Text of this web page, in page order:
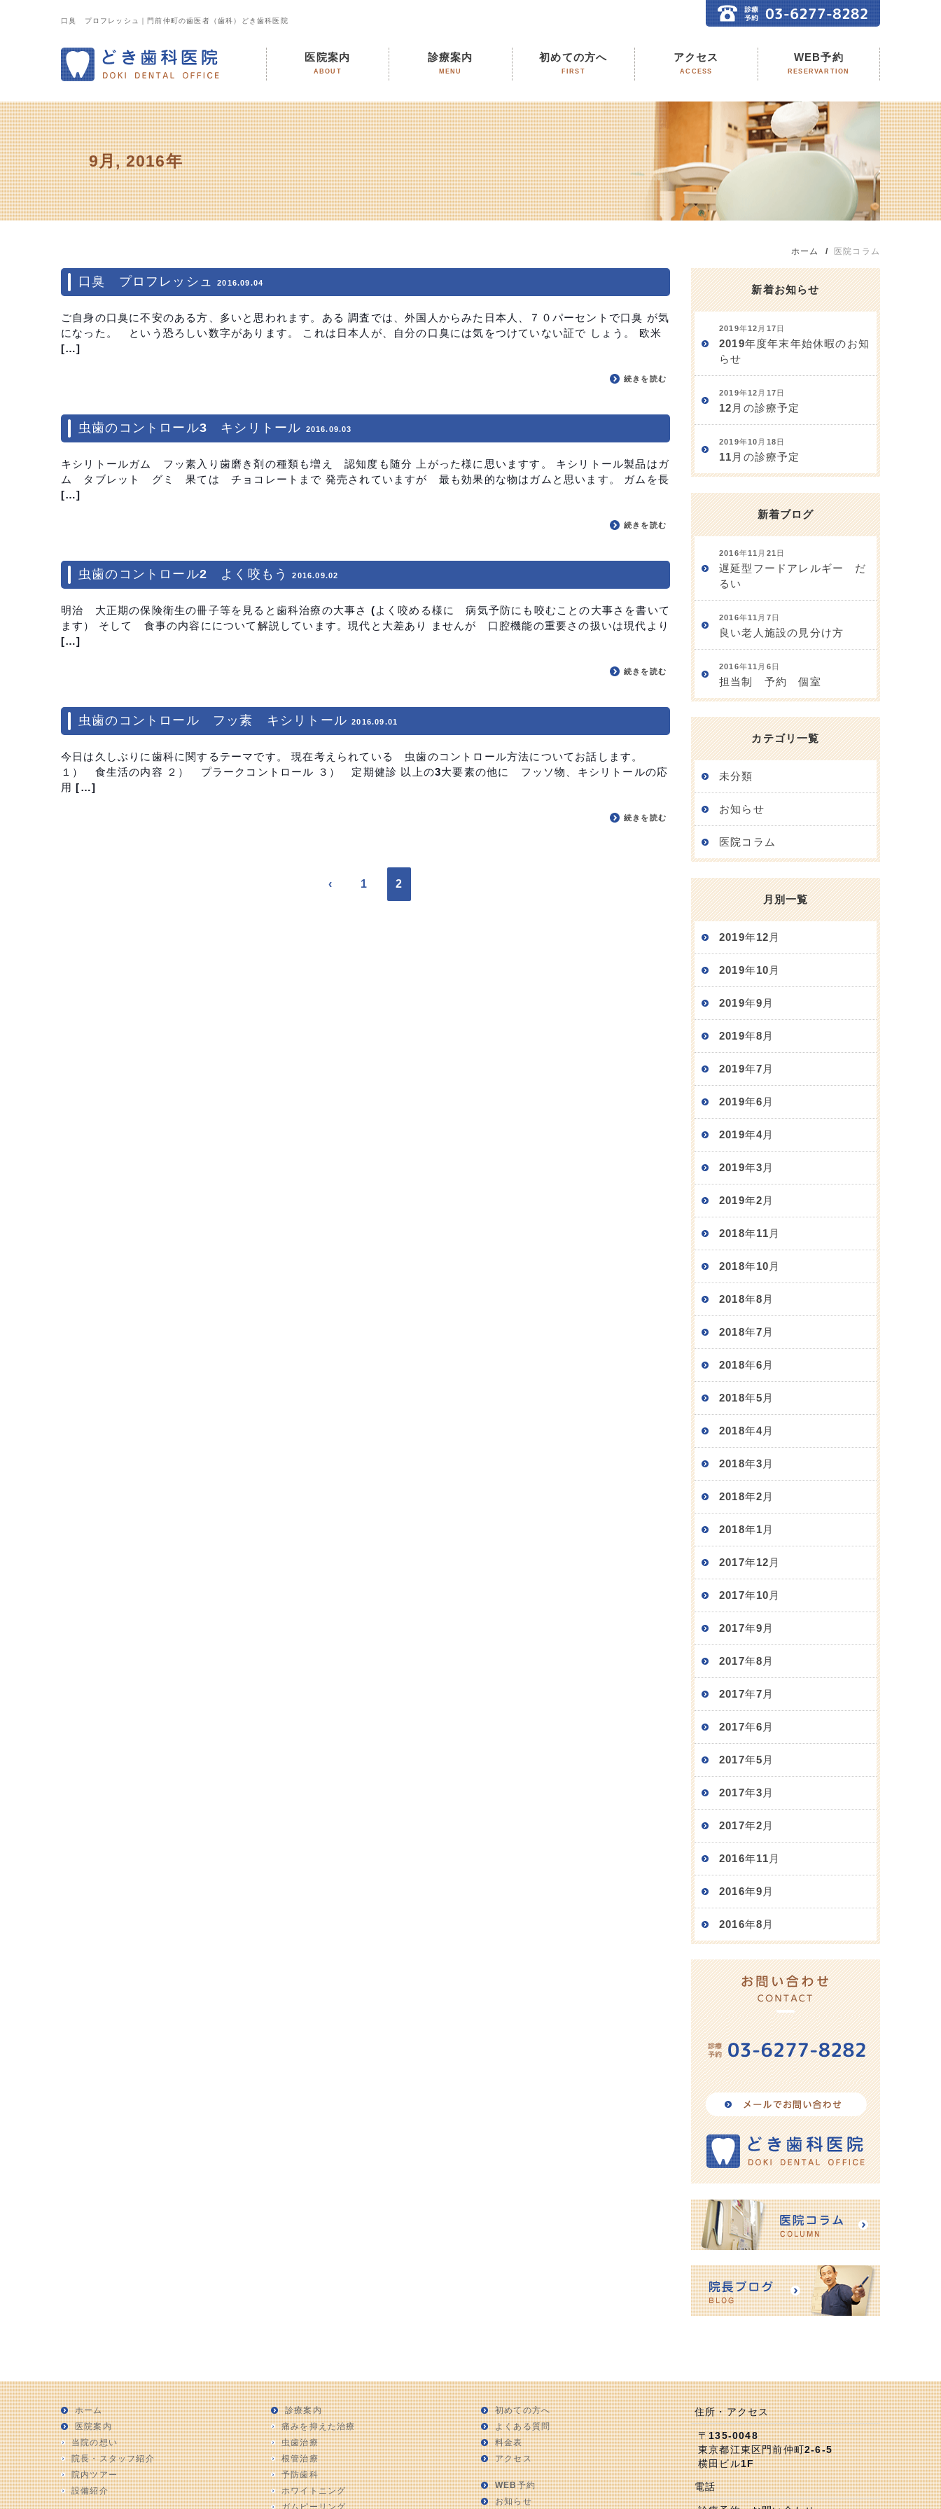
口臭 プロフレッシュ｜門前仲町の歯医者（歯科）どき歯科医院
医院案内
ABOUT
診療案内
MENU
ニング）
初めての方へ
FIRST
アクセス
ACCESS
WEB予約
RESERVARTION
9月, 2016年
ホーム 医院コラム
口臭 プロフレッシュ2016.09.04
ご自身の口臭に不安のある方、多いと思われます。ある 調査では、外国人からみた日本人、７０パーセントで口臭 が気
になった。 という恐ろしい数字があります。 これは日本人が、自分の口臭には気をつけていない証で しょう。 欧米
[…]
続きを読む
虫歯のコントロール3 キシリトール 2016.09.03
キシリトールガム フッ素入り歯磨き剤の種類も増え 認知度も随分 上がった様に思いますす。 キシリトール製品はガ
ム タブレット グミ 果ては チョコレートまで 発売されていますが 最も効果的な物はガムと思います。 ガムを長
[…]
続きを読む
虫歯のコントロール2 よく咬もう2016.09.02
明治 大正期の保険衛生の冊子等を見ると歯科治療の大事さ (よく咬める様に 病気予防にも咬むことの大事さを書いて
ます） そして 食事の内容にについて解説しています。現代と大差あり ませんが 口腔機能の重要さの扱いは現代より
[…]
続きを読む
虫歯のコントロール フッ素 キシリトール2016.09.01
今日は久しぶりに歯科に関するテーマです。 現在考えられている 虫歯のコントロール方法についてお話します。
１） 食生活の内容 ２） プラークコントロール ３） 定期健診 以上の3大要素の他に フッソ物、キシリトールの応
用 […]
続きを読む
‹ 1 2
新着お知らせ
2019年12月17日
2019年度年末年始休暇のお知
らせ
2019年12月17日
12月の診療予定
2019年10月18日
11月の診療予定
新着ブログ
2016年11月21日
遅延型フードアレルギー だ
るい
2016年11月7日
良い老人施設の見分け方
2016年11月6日
担当制 予約 個室
カテゴリ一覧
未分類
お知らせ
医院コラム
月別一覧
2019年12月
2019年10月
2019年9月
2019年8月
2019年7月
2019年6月
2019年4月
2019年3月
2019年2月
2018年11月
2018年10月
2018年8月
2018年7月
2018年6月
2018年5月
2018年4月
2018年3月
2018年2月
2018年1月
2017年12月
2017年10月
2017年9月
2017年8月
2017年7月
2017年6月
2017年5月
2017年3月
2017年2月
2016年11月
2016年9月
2016年8月
ホーム
医院案内
当院の想い
院長・スタッフ紹介
院内ツアー
設備紹介
診療案内
痛みを抑えた治療
虫歯治療
根管治療
予防歯科
ホワイトニング
ガムピーリング
初めての方へ
よくある質問
料金表
アクセス
WEB予約
お知らせ
住所・アクセス
〒135-0048
東京都江東区門前仲町2-6-5
横田ビル1F
電話